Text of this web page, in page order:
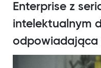
Enterprise z
intelektualnym
odpowiadająca